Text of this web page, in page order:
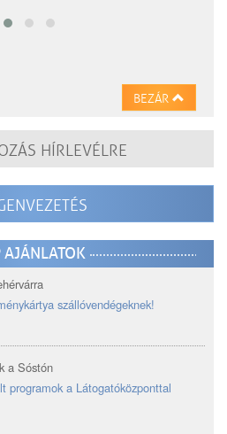
BEZÁR
HÍRLEVÉLRE
AJÁNLATOK
szállóvendégeknek!
a Sóstón
programok a Látogatóközponttal